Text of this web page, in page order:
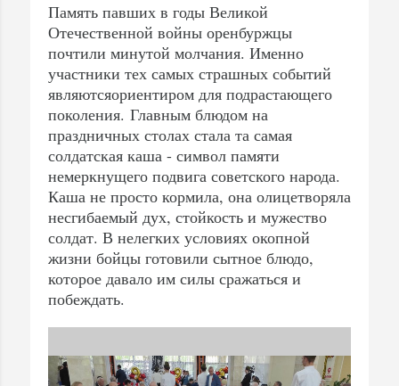
Память павших в годы Великой
Отечественной войны оренбуржцы
почтили минутой молчания. Именно
участники тех самых страшных событий
являютсяориентиром для подрастающего
поколения. Главным блюдом на
праздничных столах стала та самая
солдатская каша - символ памяти
немеркнущего подвига советского народа.
Каша не просто кормила, она олицетворяла
несгибаемый дух, стойкость и мужество
солдат. В нелегких условиях окопной
жизни бойцы готовили сытное блюдо,
которое давало им силы сражаться и
побеждать.